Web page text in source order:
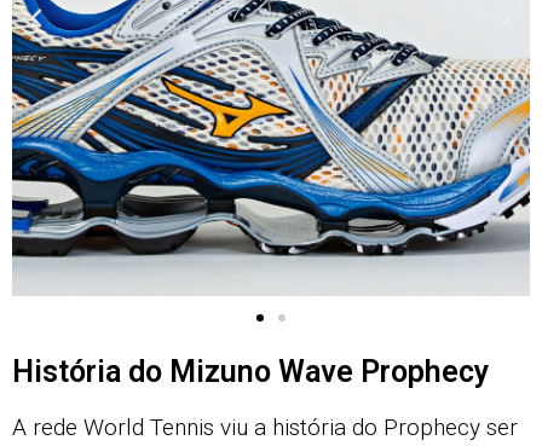
História do Mizuno Wave Prophecy
A rede World Tennis viu a história do Prophecy ser